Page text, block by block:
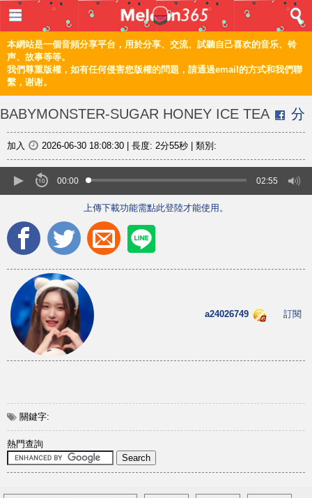
本網站是一個音頻分享平台，用於分享、交流、試聽自己喜欢的音乐、铃
声、故事等等。
我們尊重版權，如有任何侵害您版權的問題，請通過email的方式和我們聯
繫，谢谢。
BABYMONSTER-SUGAR HONEY ICE TEA
分
享
加入 2026-06-30 18:08:30 長度: 2分55秒 類別:
00:00 02:55
上傳下載功能需點此登陸才能使用。
a24026749 訂閱
關鍵字:
熱門查詢
登入 / 註冊
首頁
音樂
頻道
編輯
简体
©2021 甜瓜365 Melon365 Melon365.com